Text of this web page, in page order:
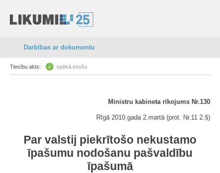
Darbības ar dokumentu
Tiesību akts: spēkā esošs
Ministru kabineta rīkojums Nr.130
Rīgā 2010.gada 2.martā (prot. Nr.11 2.§)
Par valstij piekrītošo nekustamo
īpašumu nodošanu pašvaldību
īpašumā